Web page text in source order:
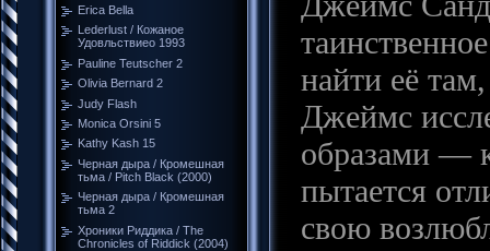
Erica Bella
Lederlust / Кожаное
Удовльствиео 1993
Pauline Teutscher 2
Olivia Bernard 2
Judy Flash
Monica Orsini 5
Kathy Kash 15
Черная дыра / Кромешная
тьма / Pitch Black (2000)
Черная дыра / Кромешная
тьма 2
Хроники Риддика / The
Chronicles of Riddick (2004)
найти её
Джеймс
образами —
пытается
свою